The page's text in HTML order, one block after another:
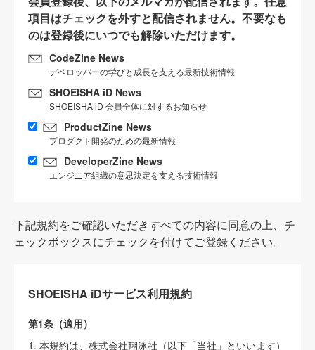
項目はチェックを外すと配信されません。不要なも
のは登録後にいつでも解除いただけます。
CodeZine News
デベロッパーの学びと成長を支える最新技術情報
SHOEISHA iD News
SHOEISHA iD 会員全体に対するお知らせ
ProductZine News
プロダクト開発のための最新情報
DeveloperZine News
エンジニア組織の意思決定を支える技術情報
下記規約をご確認いただきすべての内容に同意の上、チ
ェックボックスにチェックを付けてご登録ください。
SHOEISHA iDサービス利用規約
第1条（適用）
1. 本規約は、株式会社翔泳社（以下「当社」といいます）